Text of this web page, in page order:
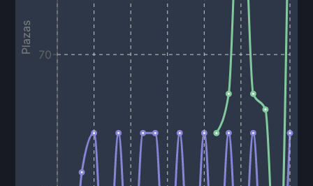
70
Plazas